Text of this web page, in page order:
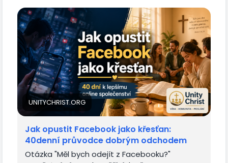
UNITYCHRIST.ORG
Jak opustit Facebook jako křesťan:
40denní průvodce dobrým odchodem
Otázka "Měl bych odejít z Facebooku?"